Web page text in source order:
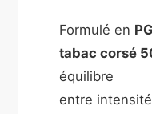
Formulé en
tabac corsé
équilibre
entre